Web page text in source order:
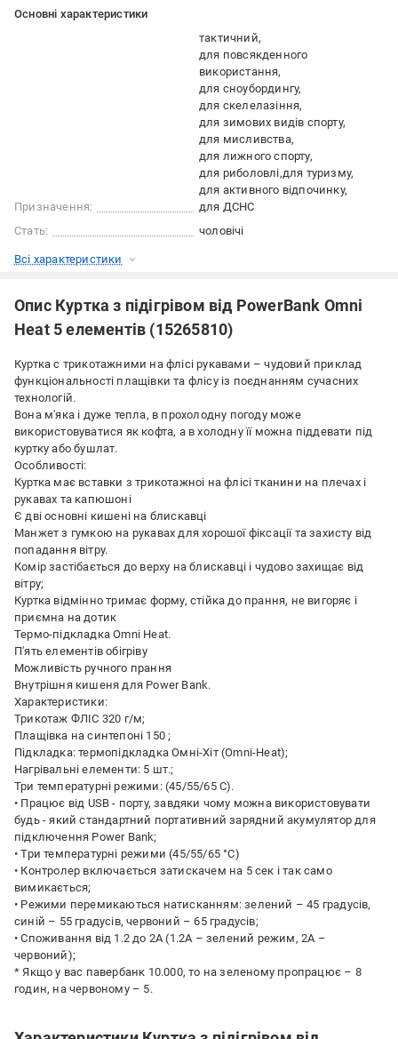
Основні характеристики
Призначення:
тактичний
для повсякденного
використання
для сноубордингу
для скелелазіння
для зимових видів спорту
для мисливства
для лижного спорту
для риболовлі для туризму
для активного відпочинку
для ДСНС
Стать:
чоловічі
Всі характеристики
Опис Куртка з підігрівом від PowerBank Omni
Heat 5 елементів (15265810)
Куртка с трикотажними на флісі рукавами – чудовий приклад
функціональності плащівки та флісу із поєднанням сучасних
технологій.
Вона м'яка і дуже тепла, в прохолодну погоду може
використовуватися як кофта, а в холодну її можна піддевати під
куртку або бушлат.
Особливості:
Куртка має вставки з трикотажноі на флісі тканини на плечах і
рукавах та капюшоні
Є дві основні кишені на блискавці
Манжет з гумкою на рукавах для хорошої фіксації та захисту від
попадання вітру.
Комір застібається до верху на блискавці і чудово захищає від
вітру;
Куртка відмінно тримає форму, стійка до прання, не вигоряє і
приємна на дотик
Термо-підкладка Omni Heat.
П'ять елементів обігріву
Можливість ручного прання
Внутрішня кишеня для Power Bank.
Характеристики:
Трикотаж ФЛІС 320 г/м;
Плащівка на синтепоні 150 ;
Підкладка: термопідкладка Омні-Хіт (Omni-Heat);
Нагрівальні елементи: 5 шт.;
Три температурні режими: (45/55/65 С).
• Працює від USB - порту, завдяки чому можна використовувати
будь - який стандартний портативний зарядний акумулятор для
підключення Power Bank;
• Три температурні режими (45/55/65 °С)
• Контролер включається затискачем на 5 сек і так само
вимикається;
• Режими перемикаються натисканням: зелений – 45 градусів,
синій – 55 градусів, червоний – 65 градусів;
• Споживання від 1.2 до 2А (1.2А – зелений режим, 2А –
червоний);
* Якщо у вас павербанк 10.000, то на зеленому пропрацює – 8
годин, на червоному – 5.